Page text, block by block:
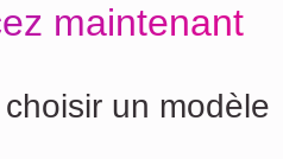
maintenant
un modèle